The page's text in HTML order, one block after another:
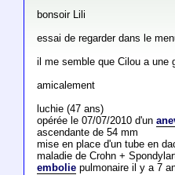
bonsoir Lili
essai de regarder dans le
il me semble que Cilou a une
amicalement
luchie (47 ans)
opérée le 07/07/2010 d'un
ascendante de 54 mm
mise en place d'un tube en
maladie de Crohn +
emboliepulmonaire il y a 7